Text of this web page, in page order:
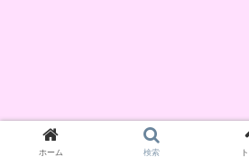
ホーム 検索